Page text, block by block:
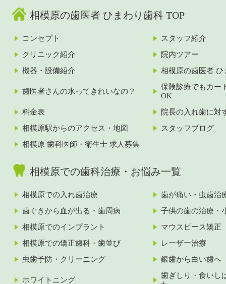
相模原の歯医者 ひまわり歯科 TOP
コンセプト
スタッフ紹介
クリニック紹介
院内ツアー
機器・設備紹介
相模原の歯医者 ひ
歯医者さんの水ってきれいなの？
保険診療でもカー
OK
料金表
院長の入れ歯に対
相模原駅からのアクセス・地図
スタッフブログ
相模原 歯科医師・衛生士 求人募集
相模原での歯科治療・お悩み一覧
相模原での入れ歯治療
歯が痛い・虫歯治
歯ぐきから血が出る・歯周病
子供の歯の治療・
相模原でのインプラント
マウスピース矯正
相模原での矯正歯科・歯並び
レーザー治療
虫歯予防・クリーニング
銀歯から白い歯へ
ホワイトニング
歯ぎしり・食いし